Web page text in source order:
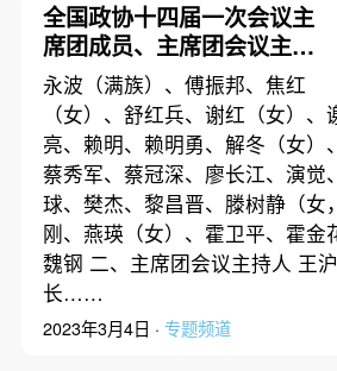
全国政协十四届一次会议主
席团成员、主席团会议主持
人和秘书长名单
永波（满族）、傅振邦、焦红
（女）、舒红兵、谢红（女）
亮、赖明、赖明勇、解冬（女）
蔡秀军、蔡冠深、廖长江、演觉、
球、樊杰、黎昌晋、滕树静（女
刚、燕瑛（女）、霍卫平、霍金
魏钢 二、主席团会议主持人 王
长……
2023年3月4日 · 专题频道